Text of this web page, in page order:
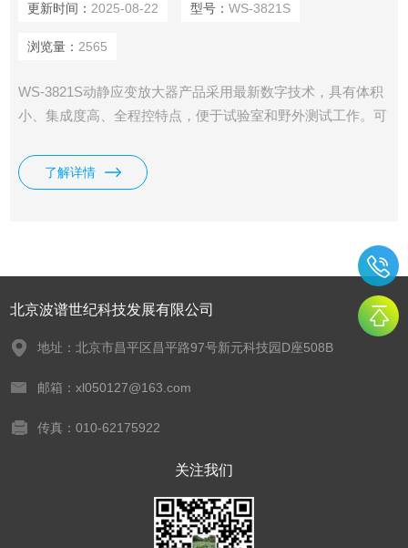
更新时间： 2025-08-22 型号： WS-3821S
浏览量： 2565
WS-3821S动静应变放大器产品采用最新数字技术，具有体积
小、集成度高、全程控特点，便于试验室和野外测试工作。可
量、力、扭矩等物理量转换成电压信号。
了解详情
北京波谱世纪科技发展有限公司
地址：北京市昌平区昌平路97号新元科技园D座508B
邮箱：xl050127@163.com
传真：010-62175922
关注我们